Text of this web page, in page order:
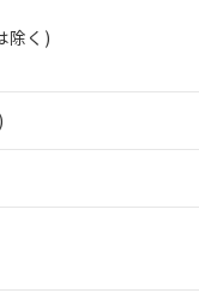
除く)
過去に遡って非含有
では、対応完了まで
た。
から、特段のこと